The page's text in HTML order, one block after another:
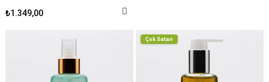
₺1.349,00
Çok Satan